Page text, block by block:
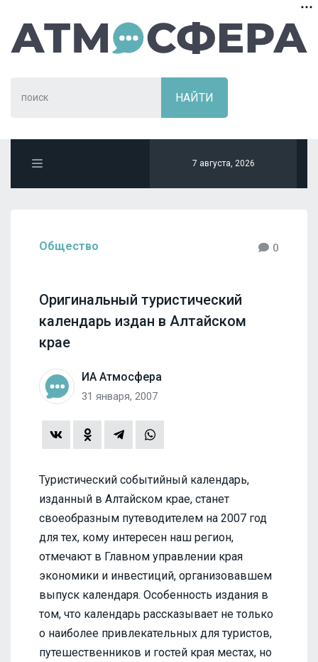
7 августа, 2026
Общество 0
Оригинальный туристический
календарь издан в Алтайском
крае
ИА Атмосфера
31 января, 2007
Туристический событийный календарь,
изданный в Алтайском крае, станет
своеобразным путеводителем на 2007 год
для тех, кому интересен наш регион,
отмечают в Главном управлении края
экономики и инвестиций, организовавшем
выпуск календаря. Особенность издания в
том, что календарь рассказывает не только
о наиболее привлекательных для туристов,
путешественников и гостей края местах, но